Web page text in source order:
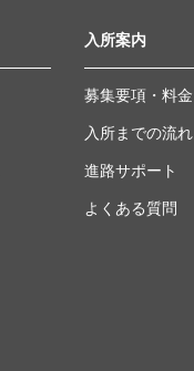
入所案内
募集要項・料金
入所までの流れ
進路サポート
よくある質問